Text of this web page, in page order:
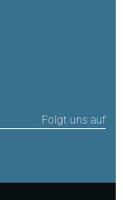
Folgt uns auf